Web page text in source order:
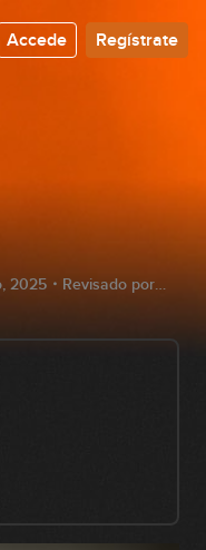
Accede Regístrate
2025・Revisado por